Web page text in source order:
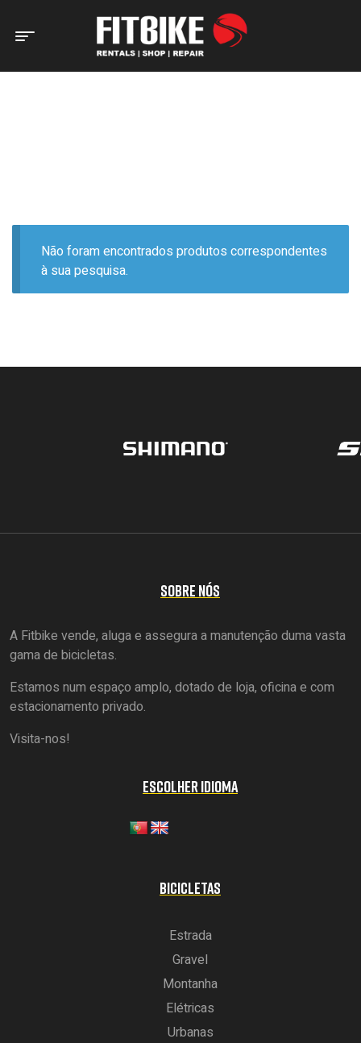
Home Page Produtos etiquetados com “ELITE”
Não foram encontrados produtos correspondentes
à sua pesquisa.
SOBRE NÓS
A Fitbike vende, aluga e assegura a manutenção duma vasta
gama de bicicletas.
Estamos num espaço amplo, dotado de loja, oficina e com
estacionamento privado.
Visita-nos!
ESCOLHER IDIOMA
BICICLETAS
Estrada
Gravel
Montanha
Elétricas
Urbanas